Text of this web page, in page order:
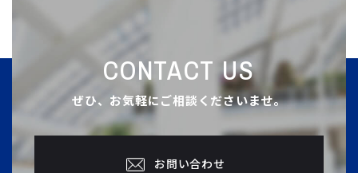
CONTACT US
ぜひ、お気軽にご相談くださいませ。
お問い合わせ